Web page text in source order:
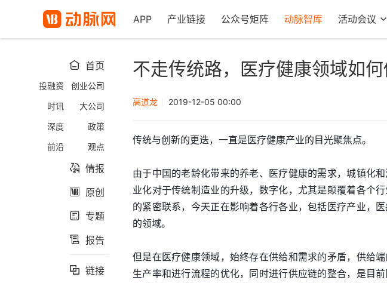
APP 产业链接 公众号矩阵 动脉智库 活动会议
 首页
投融资
创业公司
时讯
大公司
深度
政策
前沿
观点
 情报
 原创
 专题
 报告
 链接
不走传统路，医疗健康领域如何
高道龙 2019-12-05 00:00
传统与创新的更迭，一直是医疗健康产业的目光聚焦点。
由于中国的老龄化带来的养老、医疗健康的需求，城镇化
业化对于传统制造业的升级，数字化，尤其是颠覆着各个
的紧密联系，今天正在影响着各行各业，包括医疗产业，
的领域。
但是在医疗健康领域，始终存在供给和需求的矛盾，供给
生产率和进行流程的优化，同时进行供应链的整合，是目